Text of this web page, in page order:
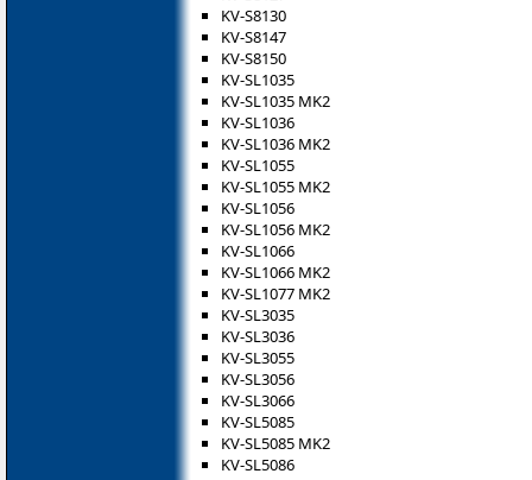
KV-S8130
KV-S8147
KV-S8150
KV-SL1035
KV-SL1035 MK2
KV-SL1036
KV-SL1036 MK2
KV-SL1055
KV-SL1055 MK2
KV-SL1056
KV-SL1056 MK2
KV-SL1066
KV-SL1066 MK2
KV-SL1077 MK2
KV-SL3035
KV-SL3036
KV-SL3055
KV-SL3056
KV-SL3066
KV-SL5085
KV-SL5085 MK2
KV-SL5086